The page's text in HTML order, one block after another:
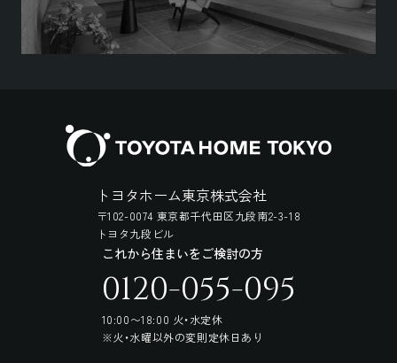
トヨタホーム東京株式会社
〒102-0074 東京都千代田区九段南2-3-18
トヨタ九段ビル
これから住まいをご検討の方
0120-055-095
10:00〜18:00 火・水定休
※火・水曜以外の変則定休日あり